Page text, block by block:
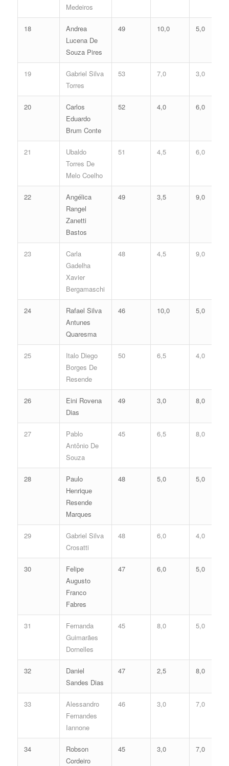
Medeiros
18
Andrea
Lucena De
Souza Pires
49 10,0 5,0
19
Gabriel Silva
Torres
53 7,0 3,0
20
Carlos
Eduardo
Brum Conte
52 4,0 6,0
21
Ubaldo
Torres De
Melo Coelho
51 4,5 6,0
22
Angélica
Rangel
Zanetti
Bastos
49 3,5 9,0
23
Carla
Gadelha
Xavier
Bergamaschi
48 4,5 9,0
24
Rafael Silva
Antunes
Quaresma
46 10,0 5,0
25
Italo Diego
Borges De
Resende
50 6,5 4,0
26
Eini Rovena
Dias
49 3,0 8,0
27
Pablo
Antônio De
Souza
45 6,5 8,0
28
Paulo
Henrique
Resende
Marques
48 5,0 5,0
29
Gabriel Silva
Crosatti
48 6,0 4,0
30
Felipe
Augusto
Franco
Fabres
47 6,0 5,0
31
Fernanda
Guimarães
Dornelles
45 8,0 5,0
32
Daniel
Sandes Dias
47 2,5 8,0
33
Alessandro
Fernandes
Iannone
46 3,0 7,0
34
Robson
Cordeiro
45 3,0 7,0